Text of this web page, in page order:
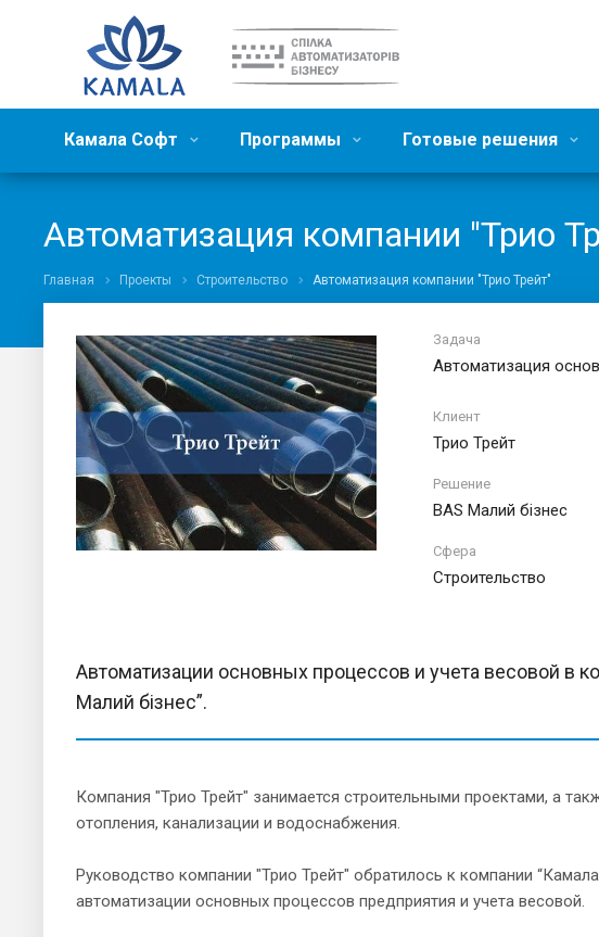
Камала Софт Программы Готовые решения
Автоматизация компании "Трио
Главная Проекты Строительство Автоматизация компании "Трио Трейт"
Задача
Автоматизация
Клиент
Трио Трейт
Решение
BAS Малий бізнес
Сфера
Строительство
Автоматизации основных процессов и учета весовой в
Малий бізнес”.
Компания "Трио Трейт" занимается строительными проектами, а
отопления, канализации и водоснабжения.
Руководство компании "Трио Трейт" обратилось к компании
автоматизации основных процессов предприятия и учета весовой.